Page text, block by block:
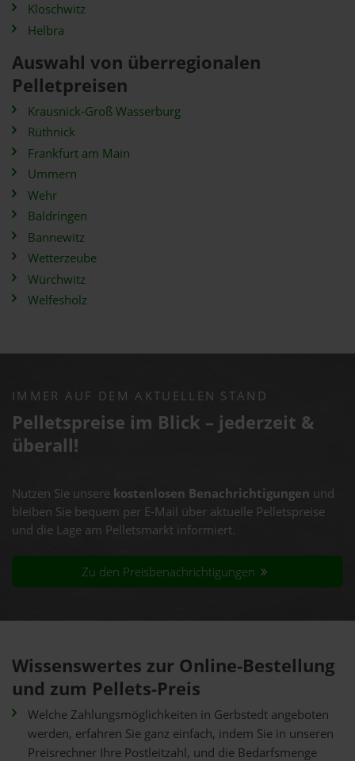
Kloschwitz
Helbra
Auswahl von überregionalen
Pelletpreisen
Krausnick-Groß Wasserburg
Rüthnick
Frankfurt am Main
Ummern
Wehr
Baldringen
Bannewitz
Wetterzeube
Würchwitz
Welfesholz
IMMER AUF DEM AKTUELLEN STAND
Pelletspreise im Blick – jederzeit &
überall!
Nutzen Sie unsere kostenlosen Benachrichtigungen und
bleiben Sie bequem per E-Mail über aktuelle Pelletspreise
und die Lage am Pelletsmarkt informiert.
Zu den Preisbenachrichtigungen
Wissenswertes zur Online-Bestellung
und zum Pellets-Preis
Welche Zahlungsmöglichkeiten in Gerbstedt angeboten
werden, erfahren Sie ganz einfach, indem Sie in unseren
Preisrechner Ihre Postleitzahl, und die Bedarfsmenge